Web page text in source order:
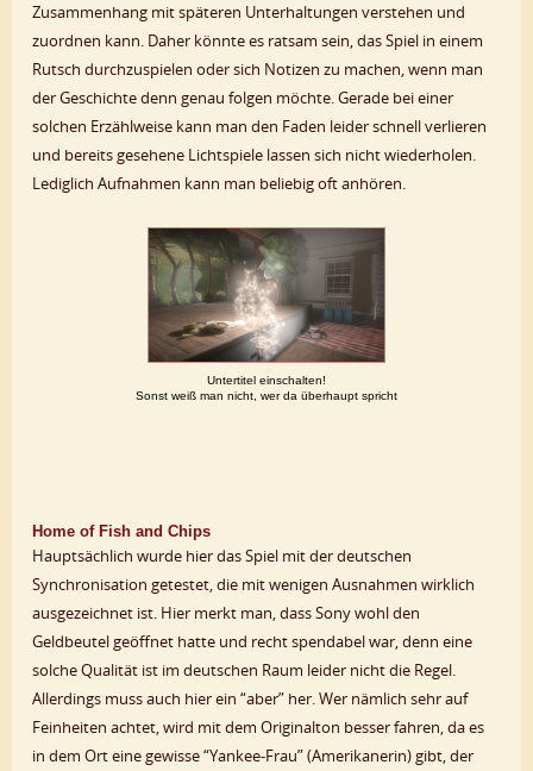
Zusammenhang mit späteren Unterhaltungen verstehen und
zuordnen kann. Daher könnte es ratsam sein, das Spiel in einem
Rutsch durchzuspielen oder sich Notizen zu machen, wenn man
der Geschichte denn genau folgen möchte. Gerade bei einer
solchen Erzählweise kann man den Faden leider schnell verlieren
und bereits gesehene Lichtspiele lassen sich nicht wiederholen.
Lediglich Aufnahmen kann man beliebig oft anhören.
Untertitel einschalten!
Sonst weiß man nicht, wer da überhaupt spricht
Home of Fish and Chips
Hauptsächlich wurde hier das Spiel mit der deutschen
Synchronisation getestet, die mit wenigen Ausnahmen wirklich
ausgezeichnet ist. Hier merkt man, dass Sony wohl den
Geldbeutel geöffnet hatte und recht spendabel war, denn eine
solche Qualität ist im deutschen Raum leider nicht die Regel.
Allerdings muss auch hier ein “aber” her. Wer nämlich sehr auf
Feinheiten achtet, wird mit dem Originalton besser fahren, da es
in dem Ort eine gewisse “Yankee-Frau” (Amerikanerin) gibt, der